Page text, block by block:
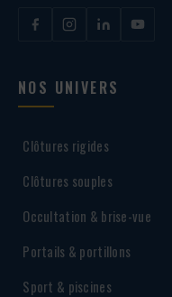
NOS UNIVERS
Clôtures rigides
Clôtures souples
Occultation & brise-vue
Portails & portillons
Sport & piscines